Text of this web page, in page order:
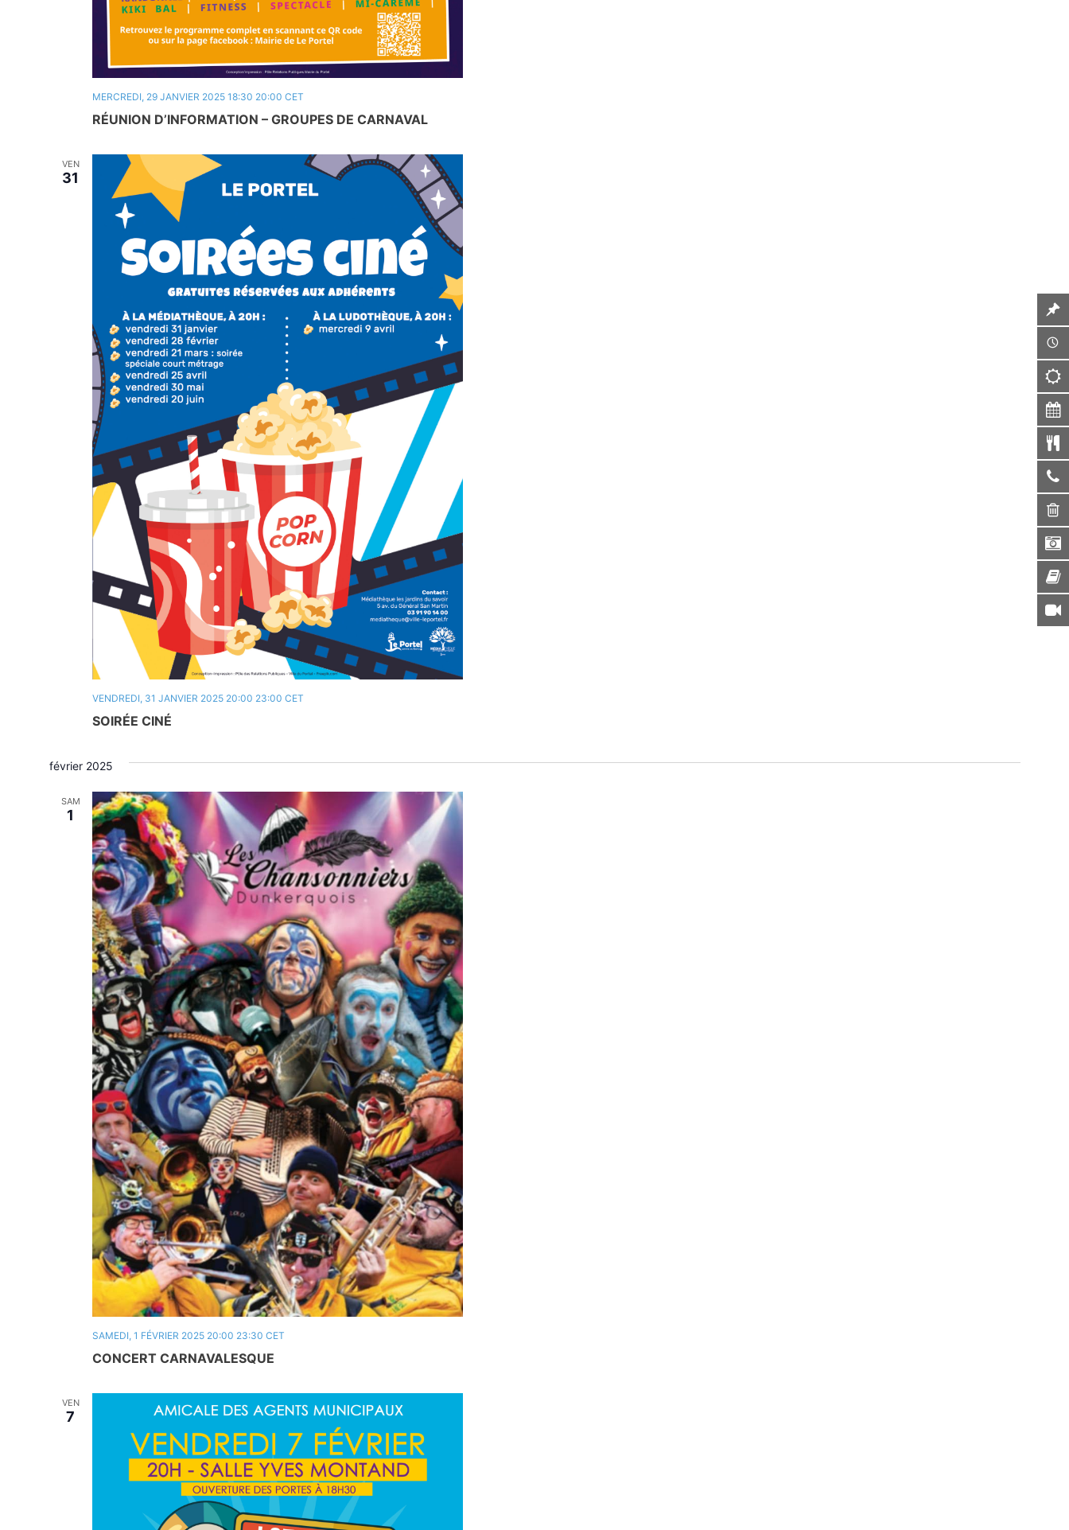
RÉUNION D’INFORMATION – GROUPES DE CARNAVAL
MERCREDI, 29 JANVIER 2025 18:30 20:00 CET
VEN
31
SOIRÉE CINÉ
VENDREDI, 31 JANVIER 2025 20:00 23:00 CET
février 2025
SAM
1
CONCERT CARNAVALESQUE
SAMEDI, 1 FÉVRIER 2025 20:00 23:30 CET
VEN
7